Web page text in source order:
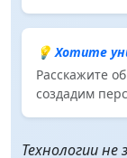
💡 Хотите
Расскажите
создадим
Технологии